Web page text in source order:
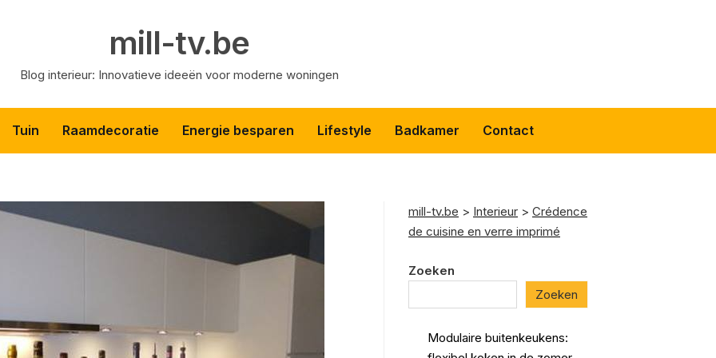
mill-tv.be
Blog interieur: Innovatieve ideeën voor moderne woningen
Tuin Raamdecoratie Energie besparen Lifestyle Badkamer Contact
mill-tv.be > Interieur > Crédence
de cuisine en verre imprimé
Zoeken
Zoeken
Modulaire buitenkeukens: